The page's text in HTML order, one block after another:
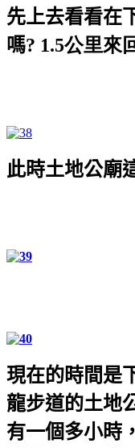
先上去看看在
嗎? 1.5公里來
此時土地公廟
現在的時間是
龍步道的土地
有一個多小時